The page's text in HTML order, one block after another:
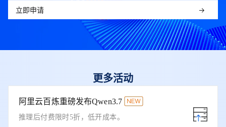
立即申请
更多活动
阿里云百炼重磅发布Qwen3.7
推理后付费限时5折，低开成本。